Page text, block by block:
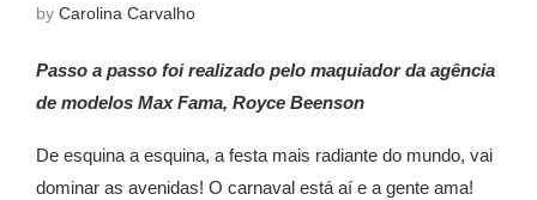
by Carolina Carvalho
Passo a passo foi realizado pelo maquiador da agência
de modelos Max Fama, Royce Beenson
De esquina a esquina, a festa mais radiante do mundo, vai
dominar as avenidas! O carnaval está aí e a gente ama!